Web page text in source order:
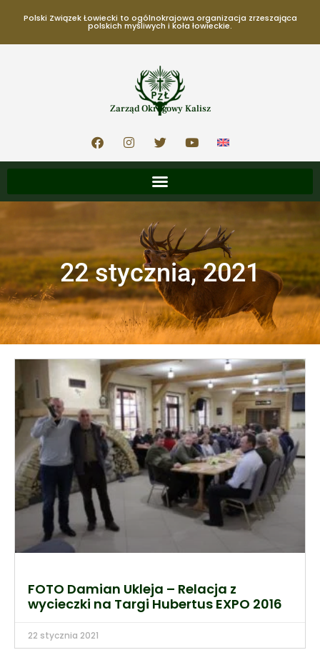
Polski Związek Łowiecki to ogólnokrajowa organizacja zrzeszająca
polskich myśliwych i koła łowieckie.
Zarząd Okręgowy Kalisz
22 stycznia, 2021
FOTO Damian Ukleja – Relacja z
wycieczki na Targi Hubertus EXPO 2016
22 stycznia 2021